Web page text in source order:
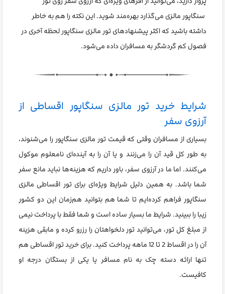
سنگاپور مالزی می‌گذارد بهره‌مند شوید. این نکته را هم به خاطر
داشته باشید که اکثر پیشنهادهای تور مالزی سنگاپور لحظه آخری در
فصول کم گردشگر به مسافران داده می‌شود.
شرایط خرید تور مالزی سنگاپور اقساطی از
آرزوی سفر
بسیاری از مسافران وقتی که قیمت تور مالزی سنگاپور را می‌شنوند،
به طور کل قید آن را می‌زنند و یا آن را به آینده‌ای نامعلوم موکول
می‌کنند. اما ما در آرزوی سفر، باور داریم که هزینه‌ها نباید مانع سفر
شما باشد. به همین دلیل شرایط ویژه‌ای برای تور اقساطی مالزی
سنگاپور فراهم کرده‌ایم تا شما هم بتوانید هم‌زمان این دو کشور
زیبا را ببینید. شرایط ما بسیار ساده است و شما فقط با پرداخت نیمی
از مبلغ کل تور، می‌توانید تور دلخواهتان را رزرو کرده و مابقی هزینه
آن را در اقساط 2 تا 12 ماهه پرداخت کنید. برای خرید تور اقساطی هم
تنها ارائه دسته چک به نام مسافر یا یکی از بستگان درجه او
کافیست.